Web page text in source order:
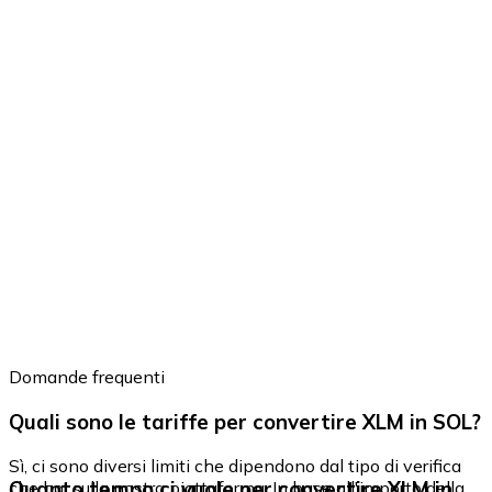
Domande frequenti
Quali sono le tariffe per convertire XLM in SOL?
Sì, ci sono diversi limiti che dipendono dal tipo di verifica